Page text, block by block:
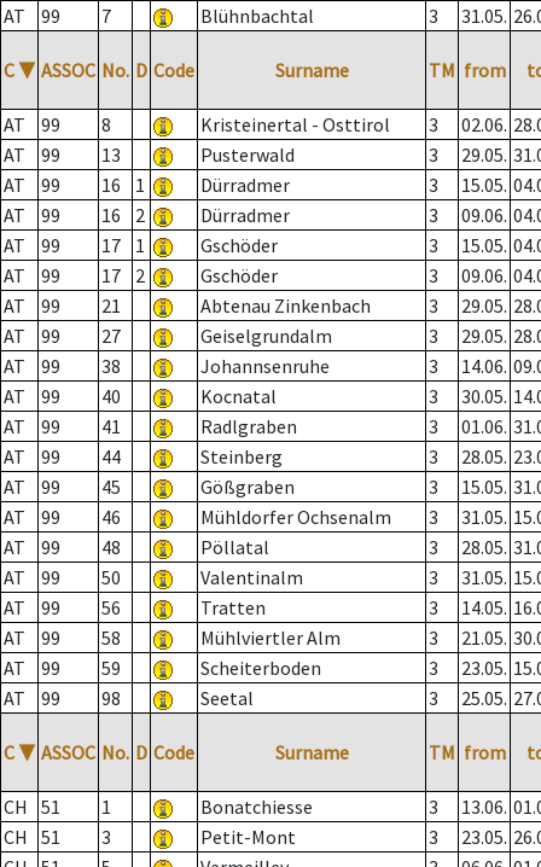
AT
99 7 Blühnbachtal 3 31.05.
C ▼ ASSOC No. D Code Surname TM from
AT 99 8 Kristeinertal - Osttirol 3 02.06.
AT
99 13 Pusterwald 3 29.05.
AT
99 16 1 Dürradmer 3 15.05.
AT
99 16 2 Dürradmer 3 09.06.
AT
99 17 1 Gschöder 3 15.05.
AT
99 17 2 Gschöder 3 09.06.
AT
99 21 Abtenau Zinkenbach 3 29.05.
AT
99 27 Geiselgrundalm 3 29.05.
AT
99 38 Johannsenruhe 3 14.06.
AT
99 40 Kocnatal 3 30.05.
AT
99 41 Radlgraben 3 01.06.
AT
99 44 Steinberg 3 28.05.
AT
99 45 Gößgraben 3 15.05.
AT
99 46 Mühldorfer Ochsenalm 3 31.05.
AT
99 48 Pöllatal 3 28.05.
AT
99 50 Valentinalm 3 31.05.
AT
99 56 Tratten 3 14.05.
AT
99 58 Mühlviertler Alm 3 21.05.
AT
99 59 Scheiterboden 3 23.05.
AT
99 98 Seetal 3 25.05.
C ▼ ASSOC No. D Code Surname TM from
CH 51 1 Bonatchiesse 3 13.06.
CH
51 3 Petit-Mont 3 23.05.